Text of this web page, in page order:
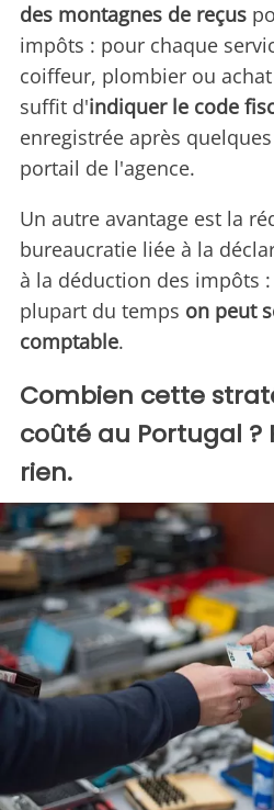
des montagnes de reçus
impôts : pour chaque
coiffeur, plombier ou
suffit d'indiquer le code
enregistrée après
portail de l'agence.
Un autre avantage est la
bureaucratie liée à la
à la déduction des impôts
plupart du temps on peut
comptable.
Combien cette
coûté au Portugal
rien.